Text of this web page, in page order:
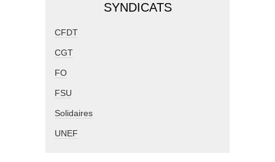
SYNDICATS
CFDT
CGT
FO
FSU
Solidaires
UNEF